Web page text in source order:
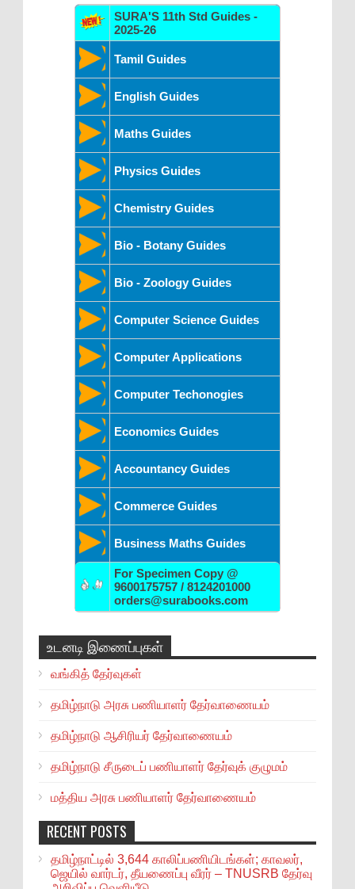
SURA'S 11th Std Guides -
2025-26
Tamil Guides
English Guides
Maths Guides
Physics Guides
Chemistry Guides
Bio - Botany Guides
Bio - Zoology Guides
Computer Science Guides
Computer Applications
Computer Techonogies
Economics Guides
Accountancy Guides
Commerce Guides
Business Maths Guides
For Specimen Copy @
9600175757 / 8124201000
orders@surabooks.com
உடனடி இணைப்புகள்
வங்கித் தேர்வுகள்
தமிழ்நாடு அரசு பணியாளர் தேர்வாணையம்
தமிழ்நாடு ஆசிரியர் தேர்வாணையம்
தமிழ்நாடு சீருடைப் பணியாளர் தேர்வுக் குழுமம்
மத்திய அரசு பணியாளர் தேர்வாணையம்
RECENT POSTS
தமிழ்நாட்டில் 3,644 காலிப்பணியிடங்கள்; காவலர்,
ஜெயில் வார்டர், தீயணைப்பு வீரர் – TNUSRB தேர்வு